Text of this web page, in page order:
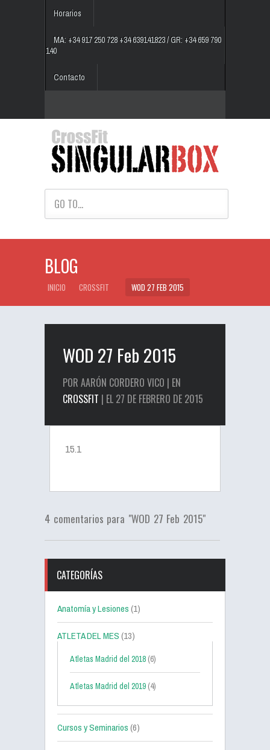
Horarios
MA: +34 917 250 728 +34 639141823 / GR: +34 659 790
140
Contacto
GO TO...
BLOG
INICIO CROSSFIT WOD 27 FEB 2015
WOD 27 Feb 2015
POR AARÓN CORDERO VICO | EN
CROSSFIT | EL 27 DE FEBRERO DE 2015
15.1
4 comentarios para "WOD 27 Feb 2015"
CATEGORÍAS
Anatomía y Lesiones(1)
ATLETA DEL MES(13)
Atletas Madrid del 2018 (6)
Atletas Madrid del 2019 (4)
Cursos y Seminarios(6)